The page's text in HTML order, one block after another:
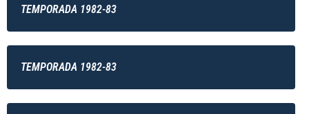
TEMPORADA 1982-83
TEMPORADA 1982-83